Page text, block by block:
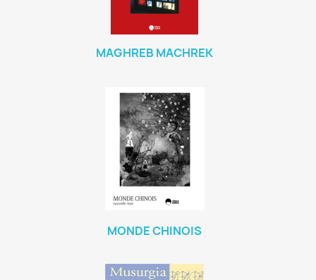
MAGHREB MACHREK
MONDE CHINOIS